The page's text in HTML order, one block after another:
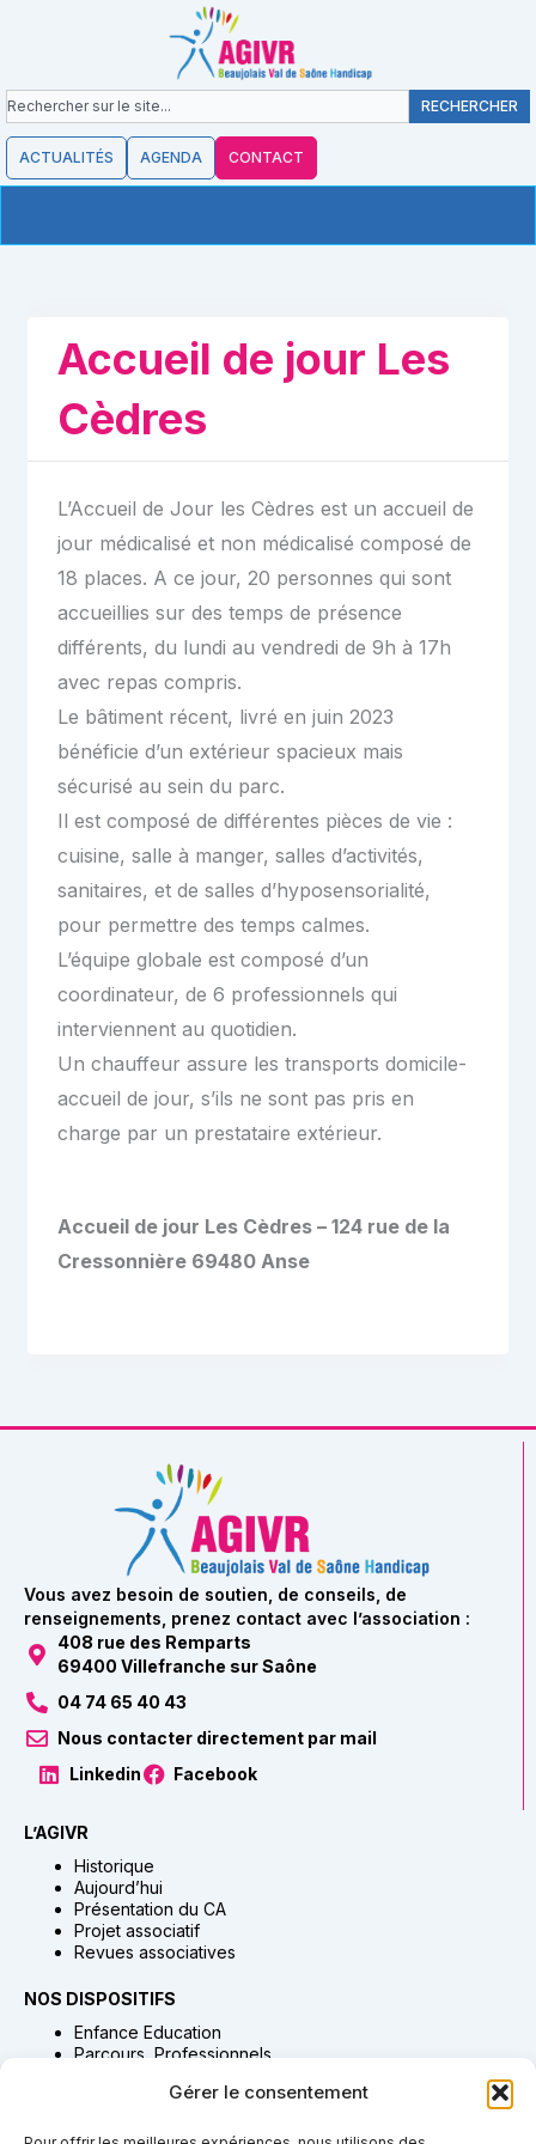
Gérer le consentement
contenu
Rechercher RECHERCHER
ACTUALITÉS AGENDA CONTACT
Accueil de jour Les
Cèdres
L’Accueil de Jour les Cèdres est un accueil de
jour médicalisé et non médicalisé composé de
18 places. A ce jour, 20 personnes qui sont
accueillies sur des temps de présence
différents, du lundi au vendredi de 9h à 17h
avec repas compris.
Le bâtiment récent, livré en juin 2023
bénéficie d’un extérieur spacieux mais
sécurisé au sein du parc.
Il est composé de différentes pièces de vie :
cuisine, salle à manger, salles d’activités,
sanitaires, et de salles d’hyposensorialité,
pour permettre des temps calmes.
L’équipe globale est composé d’un
coordinateur, de 6 professionnels qui
interviennent au quotidien.
Un chauffeur assure les transports domicile-
accueil de jour, s’ils ne sont pas pris en
charge par un prestataire extérieur.
Accueil de jour Les Cèdres – 124 rue de la
Cressonnière 69480 Anse
Vous avez besoin de soutien, de conseils, de
renseignements, prenez contact avec l’association :
408 rue des Remparts
69400 Villefranche sur Saône
04 74 65 40 43
Nous contacter directement par mail
Linkedin
Facebook
L’AGIVR
Historique
Aujourd’hui
Présentation du CA
Projet associatif
Revues associatives
NOS DISPOSITIFS
Enfance Education
Parcours Professionnels
Adultes Accompagnement & Soins